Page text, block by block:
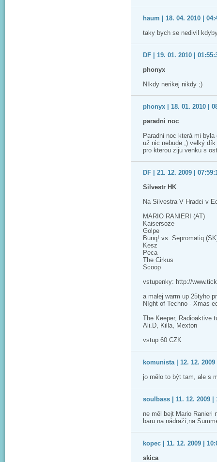
haum | 18. 04. 2010 |
taky bych se nedivil
DF | 19. 01. 2010 |
phonyx
NIkdy nerikej nikdy ;)
phonyx | 18. 01. 2010 |
paradni noc
Paradni noc která mi
už nic nebude ;) velký
pro kterou ziju venku s
DF | 21. 12. 2009 |
Silvestr HK
Na Silvestra V Hradci v
MARIO RANIERI (AT)
Kaisersoze
Golpe
Bunq! vs. Sepromatiq
Kesz
Peca
The Cirkus
Scoop
vstupenky: http://
a malej warm up 25tyho
NIght of Techno - Xmas
The Keeper, Radioaktive
Ali.D, Killa, Mexton
vstup 60 CZK
komunista | 12. 12. 2009
jo mělo to být tam, ale s
soulbass | 11. 12. 2009 |
ne měl bejt Mario Ranieri
baru na nádraží,na
kopec | 11. 12. 2009 |
skica